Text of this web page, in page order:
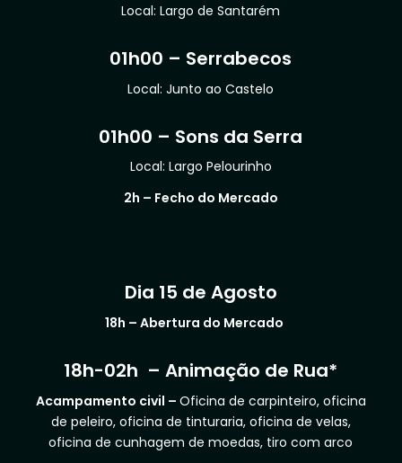
Local: Largo de Santarém
01h00 – Serrabecos
Local: Junto ao Castelo
01h00 – Sons da Serra
Local: Largo Pelourinho
2h – Fecho do Mercado
Dia 15 de Agosto
18h – Abertura do Mercado
18h-02h – Animação de Rua*
Acampamento civil – Oficina de carpinteiro, oficina
de peleiro, oficina de tinturaria, oficina de velas,
oficina de cunhagem de moedas, tiro com arco